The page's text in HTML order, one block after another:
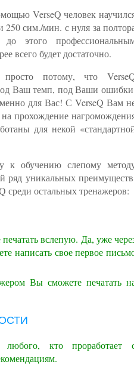
VerseQ человек
250 сим./мин. с нуля за
этого
всего будет достаточно.
потому, что
Ваш темп, под Ваши
для Вас! С VerseQ Вам
на прохождение
для некой
к обучению слепому
ряд уникальных
среди остальных тренажеров:
вслепую. Да, уже
написать свое первое
Вы сможете печатать
любого, кто проработает